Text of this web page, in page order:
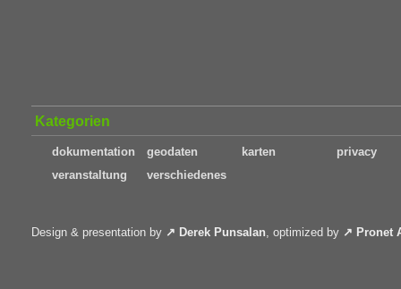
Kategorien
dokumentation geodaten karten
privacy
veranstaltung
verschiedenes
Design & presentation by Derek Punsalan, optimized by Pronet